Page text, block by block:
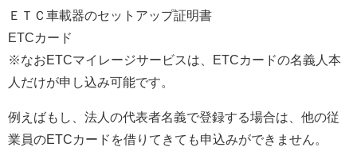
ＥＴＣ車載器のセットアップ証明書
ETCカード
※なおETCマイレージサービスは、ETCカードの名義人本
人だけが申し込み可能です。
例えばもし、法人の代表者名義で登録する場合は、他の従
業員のETCカードを借りてきても申込みができません。